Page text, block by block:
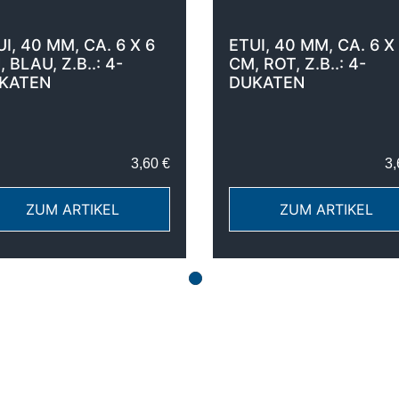
40 MM, CA. 6 X 6
BLAU, Z.B..: 4-
3,60 €
ZUM ARTIKEL
ETUI, 40 MM, CA. 6 X
CM, ROT, Z.B..: 4-
DUKATEN
ZUM ARTIKEL